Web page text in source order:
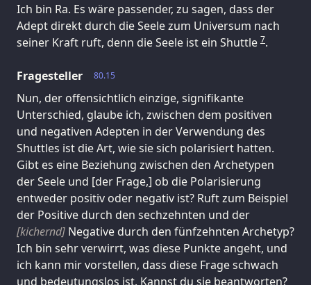
Ich bin Ra. Es wäre passender, zu sagen, dass der
Adept direkt durch die Seele zum Universum nach
seiner Kraft ruft, denn die Seele ist ein Shuttle 7.
80.15
Fragesteller
Nun, der offensichtlich einzige, signifikante
Unterschied, glaube ich, zwischen dem positiven
und negativen Adepten in der Verwendung des
Shuttles ist die Art, wie sie sich polarisiert hatten.
Gibt es eine Beziehung zwischen den Archetypen
der Seele und [der Frage,] ob die Polarisierung
entweder positiv oder negativ ist? Ruft zum Beispiel
der Positive durch den sechzehnten und der
[kichernd] Negative durch den fünfzehnten Archetyp?
Ich bin sehr verwirrt, was diese Punkte angeht, und
ich kann mir vorstellen, dass diese Frage schwach
und bedeutungslos ist. Kannst du sie beantworten?